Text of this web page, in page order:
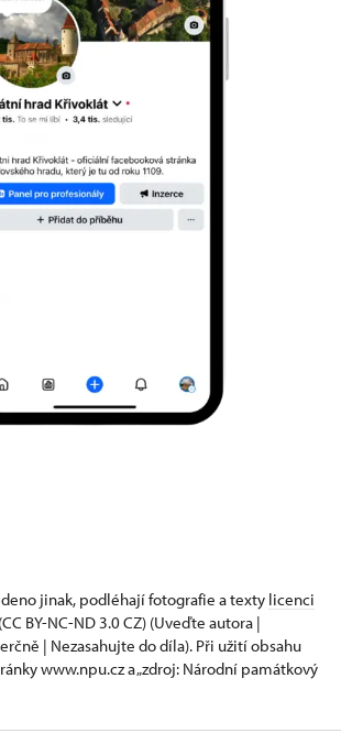
jinak, podléhají fotografie a texty licenci
(CC BY-NC-ND 3.0 CZ) (Uveďte autora |
| Nezasahujte do díla). Při užití obsahu
www.npu.cz a „zdroj: Národní památkový